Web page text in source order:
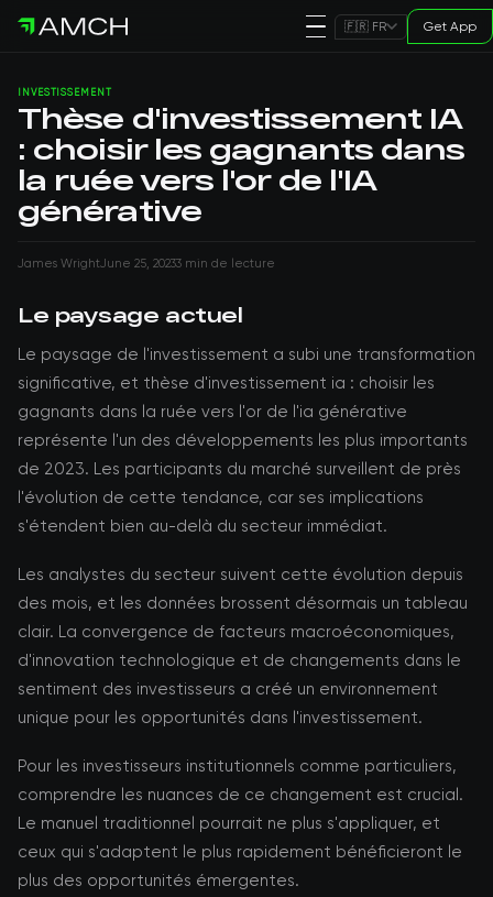
🇫🇷 FR Get App
INVESTISSEMENT
Thèse d'investissement IA
: choisir les gagnants dans
la ruée vers l'or de l'IA
générative
James WrightJune 25, 20233 min de lecture
Le paysage actuel
Le paysage de l'investissement a subi une transformation
significative, et thèse d'investissement ia : choisir les
gagnants dans la ruée vers l'or de l'ia générative
représente l'un des développements les plus importants
de 2023. Les participants du marché surveillent de près
l'évolution de cette tendance, car ses implications
s'étendent bien au-delà du secteur immédiat.
Les analystes du secteur suivent cette évolution depuis
des mois, et les données brossent désormais un tableau
clair. La convergence de facteurs macroéconomiques,
d'innovation technologique et de changements dans le
sentiment des investisseurs a créé un environnement
unique pour les opportunités dans l'investissement.
Pour les investisseurs institutionnels comme particuliers,
comprendre les nuances de ce changement est crucial.
Le manuel traditionnel pourrait ne plus s'appliquer, et
ceux qui s'adaptent le plus rapidement bénéficieront le
plus des opportunités émergentes.